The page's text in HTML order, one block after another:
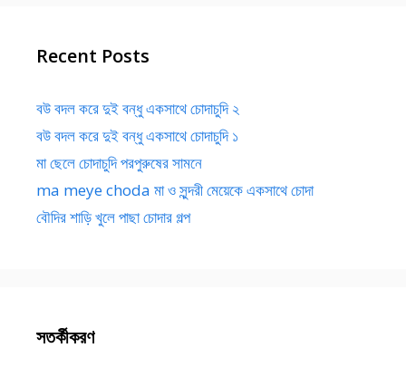
Recent Posts
বউ বদল করে দুই বন্ধু একসাথে চোদাচুদি ২
বউ বদল করে দুই বন্ধু একসাথে চোদাচুদি ১
মা ছেলে চোদাচুদি পরপুরুষের সামনে
ma meye choda মা ও সুন্দরী মেয়েকে একসাথে চোদা
বৌদির শাড়ি খুলে পাছা চোদার গল্প
সতর্কীকরণ